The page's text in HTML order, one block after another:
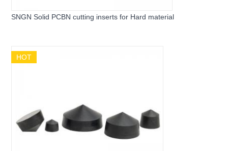
SNGN Solid PCBN cutting inserts for Hard material
HOT